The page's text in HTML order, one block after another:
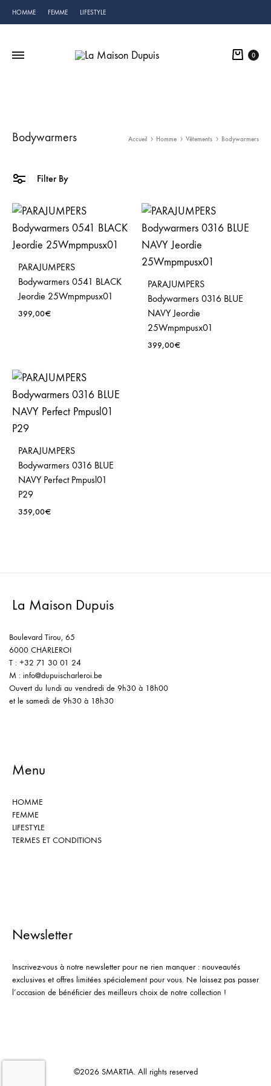
HOMME FEMME LIFESTYLE
Cart
0
Bodywarmers Accueil Homme Vêtements Bodywarmers
Filter By
PARAJUMPERS
Bodywarmers 0541 BLACK
Jeordie 25Wmpmpusx01
399,00€
PARAJUMPERS
Bodywarmers 0316 BLUE
NAVY Jeordie
25Wmpmpusx01
399,00€
PARAJUMPERS
Bodywarmers 0316 BLUE
NAVY Perfect Pmpusl01
P29
359,00€
La Maison Dupuis
Boulevard Tirou, 65
6000 CHARLEROI
T : +32 71 30 01 24
M : info@dupuischarleroi.be
Ouvert du lundi au vendredi de 9h30 à 18h00
et le samedi de 9h30 à 18h30
Menu
HOMME
FEMME
LIFESTYLE
TERMES ET CONDITIONS
Newsletter
Inscrivez-vous à notre newsletter pour ne rien manquer : nouveautés
exclusives et offres limitées spécialement pour vous. Ne laissez pas passer
l’occasion de bénéficier des meilleurs choix de notre collection !
©2026 SMARTIA. All rights reserved